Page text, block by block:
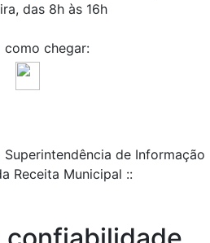
das 8h às 16h
como chegar:
de Informação
Receita Municipal ::